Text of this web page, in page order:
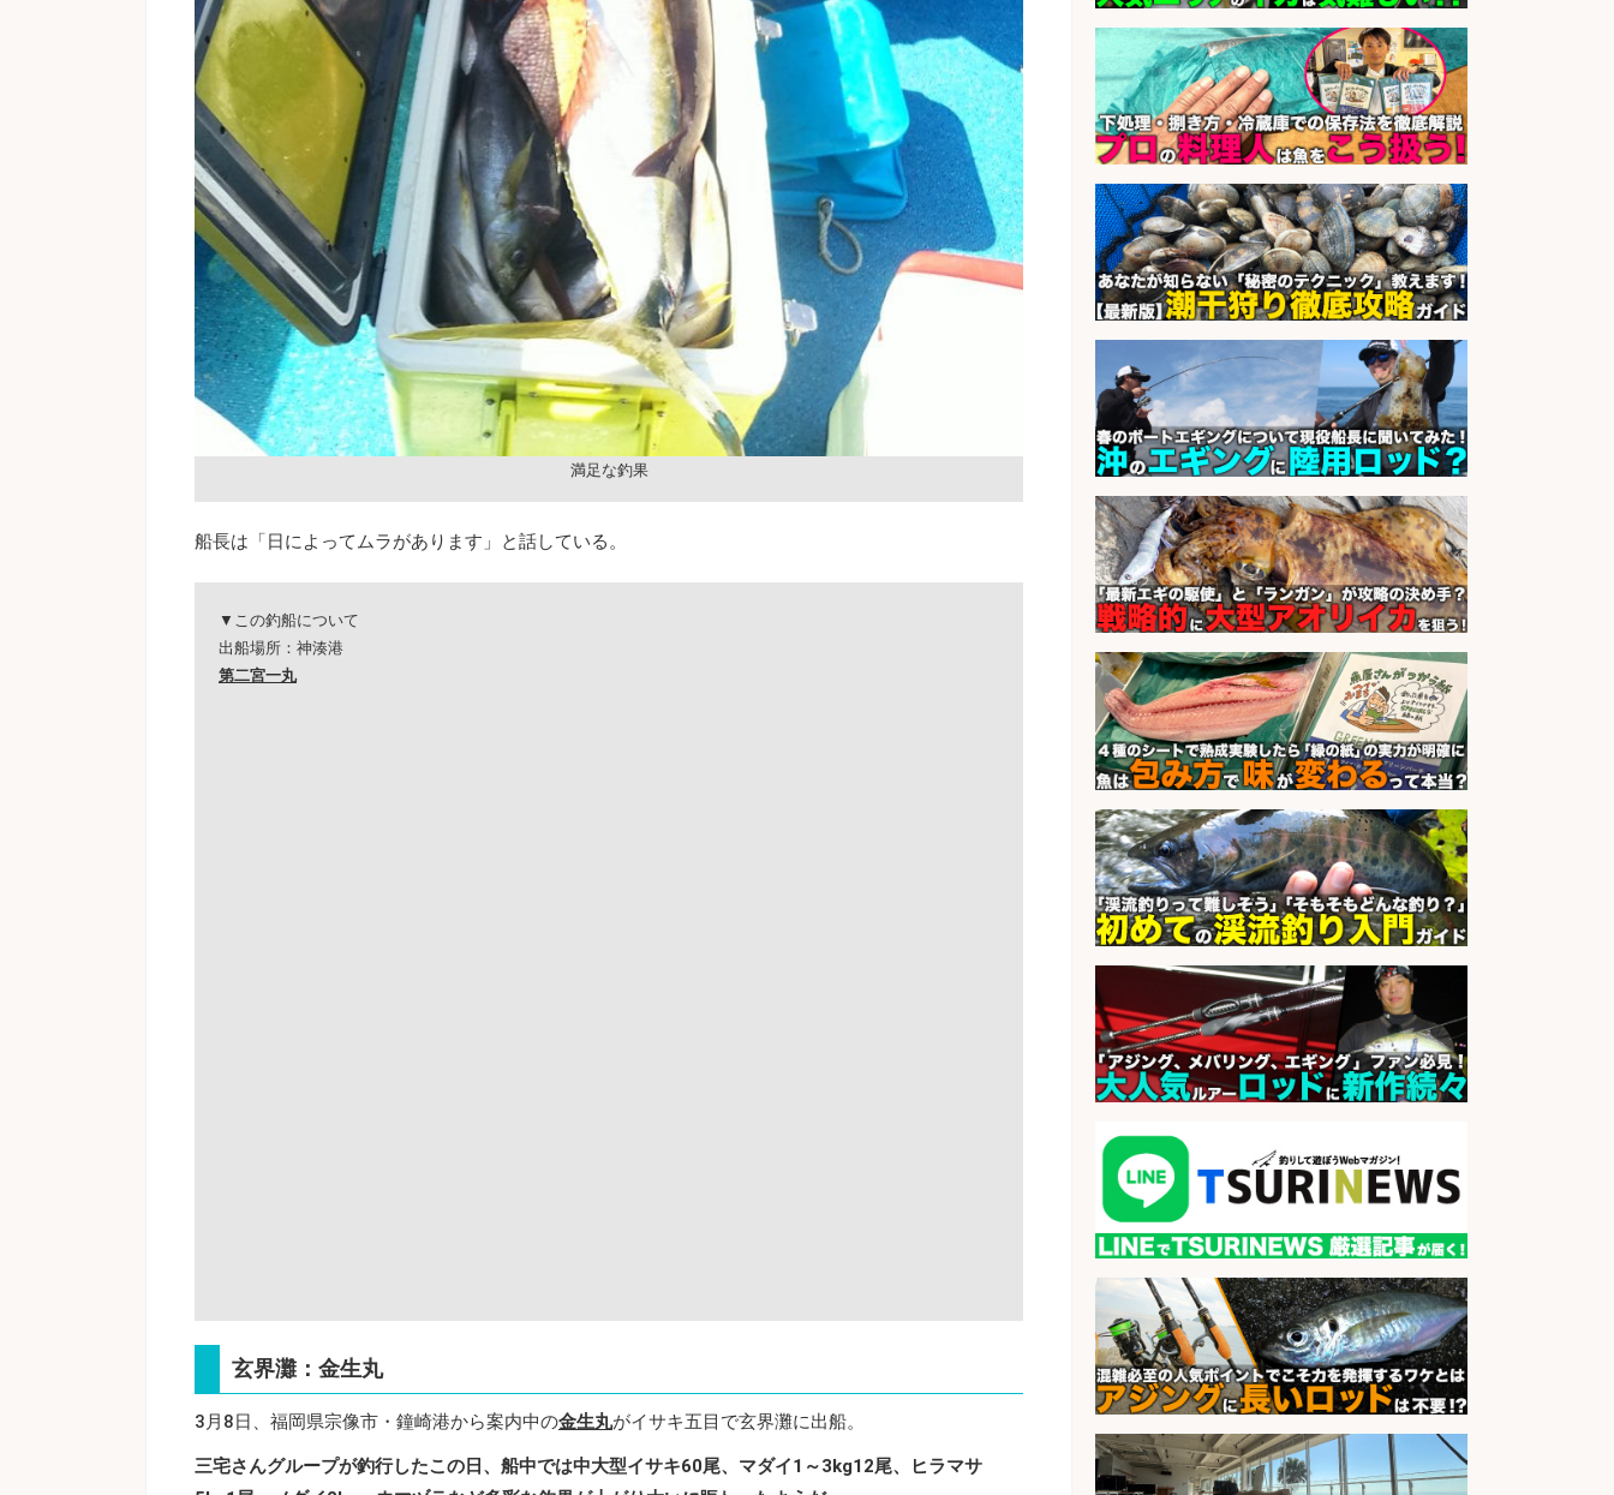
満足な釣果
船長は「日によってムラがあります」と話している。
▼この釣船について
出船場所：神湊港
第二宮一丸
玄界灘：金生丸
3月8日、福岡県宗像市・鐘崎港から案内中の金生丸がイサキ五目で玄界灘に出船。
三宅さんグループが釣行したこの日、船中では中大型イサキ60尾、マダイ1～3kg12尾、ヒラマサ
梱包・仕分け・検品/経験者時給
1600円 鮮魚コーナーでのお魚調理
西尾張部
会社名 マンパワーグループ株式会社
sponsored by 求人ボックス
さらに求人情報を見る